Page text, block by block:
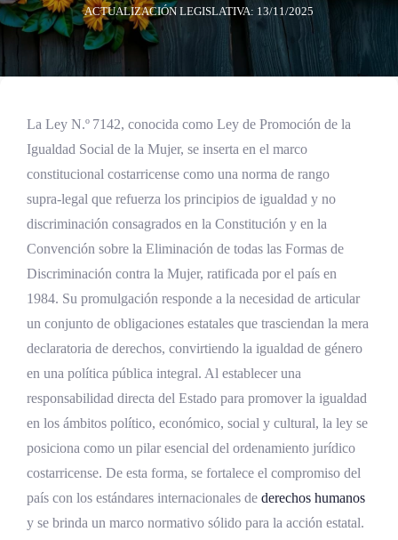
ACTUALIZACIÓN LEGISLATIVA: 13/11/2025
La Ley N.º 7142, conocida como Ley de Promoción de la
Igualdad Social de la Mujer, se inserta en el marco
constitucional costarricense como una norma de rango
supra‑legal que refuerza los principios de igualdad y no
discriminación consagrados en la Constitución y en la
Convención sobre la Eliminación de todas las Formas de
Discriminación contra la Mujer, ratificada por el país en
1984. Su promulgación responde a la necesidad de articular
un conjunto de obligaciones estatales que trasciendan la mera
declaratoria de derechos, convirtiendo la igualdad de género
en una política pública integral. Al establecer una
responsabilidad directa del Estado para promover la igualdad
en los ámbitos político, económico, social y cultural, la ley se
posiciona como un pilar esencial del ordenamiento jurídico
costarricense. De esta forma, se fortalece el compromiso del
país con los estándares internacionales de derechos humanos
y se brinda un marco normativo sólido para la acción estatal.